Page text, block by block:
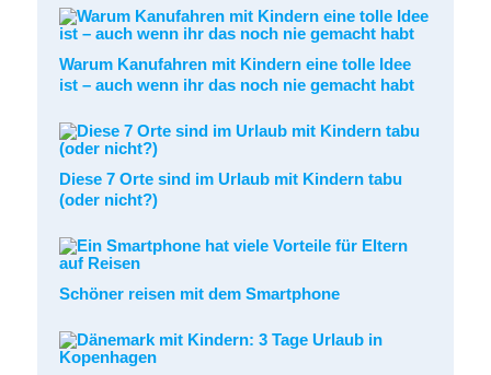
Warum Kanufahren mit Kindern eine tolle Idee
ist – auch wenn ihr das noch nie gemacht habt
Diese 7 Orte sind im Urlaub mit Kindern tabu
(oder nicht?)
Schöner reisen mit dem Smartphone